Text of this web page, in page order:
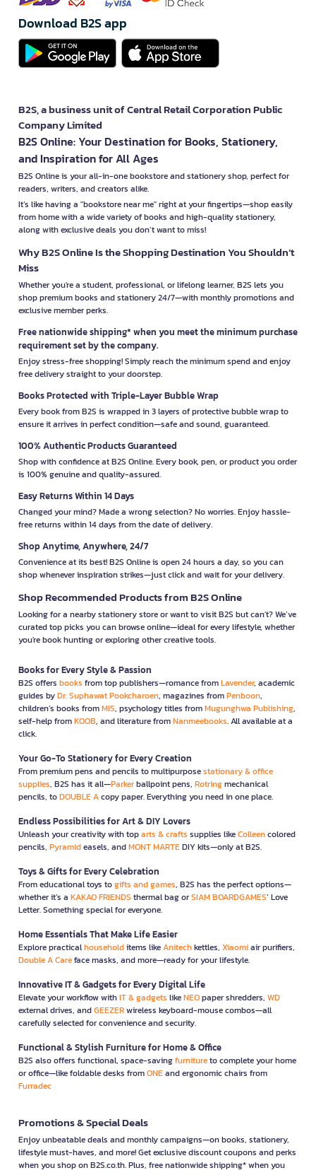
Download B2S app
B2S, a business unit of Central Retail Corporation Public
Company Limited
B2S Online: Your Destination for Books, Stationery,
and Inspiration for All Ages
B2S Online is your all-in-one bookstore and stationery shop, perfect for
readers, writers, and creators alike.
It’s like having a "bookstore near me" right at your fingertips—shop easily
from home with a wide variety of books and high-quality stationery,
along with exclusive deals you don’t want to miss!
Why B2S Online Is the Shopping Destination You Shouldn’t
Miss
Whether you're a student, professional, or lifelong learner, B2S lets you
shop premium books and stationery 24/7—with monthly promotions and
exclusive member perks.
Free nationwide shipping* when you meet the minimum purchase
requirement set by the company.
Enjoy stress-free shopping! Simply reach the minimum spend and enjoy
free delivery straight to your doorstep.
Books Protected with Triple-Layer Bubble Wrap
Every book from B2S is wrapped in 3 layers of protective bubble wrap to
ensure it arrives in perfect condition—safe and sound, guaranteed.
100% Authentic Products Guaranteed
Shop with confidence at B2S Online. Every book, pen, or product you order
is 100% genuine and quality-assured.
Easy Returns Within 14 Days
Changed your mind? Made a wrong selection? No worries. Enjoy hassle-
free returns within 14 days from the date of delivery.
Shop Anytime, Anywhere, 24/7
Convenience at its best! B2S Online is open 24 hours a day, so you can
shop whenever inspiration strikes—just click and wait for your delivery.
Shop Recommended Products from B2S Online
Looking for a nearby stationery store or want to visit B2S but can't? We’ve
curated top picks you can browse online—ideal for every lifestyle, whether
you're book hunting or exploring other creative tools.
Books for Every Style & Passion
B2S offers books from top publishers—romance fromLavender, academic
guides byDr. Suphawat Pookcharoen, magazines fromPenboon,
children’s books fromMIS, psychology titles fromMugunghwa Publishing,
self-help fromKOOB, and literature fromNanmeebooks. All available at a
click.
Your Go-To Stationery for Every Creation
From premium pens and pencils to multipurposestationary & office
supplies, B2S has it all—Parkerballpoint pens, Rotringmechanical
pencils, toDOUBLE Acopy paper. Everything you need in one place.
Endless Possibilities for Art & DIY Lovers
Unleash your creativity with toparts & crafts supplies likeColleencolored
pencils, Pyramideasels, andMONT MARTEDIY kits—only at B2S.
Toys & Gifts for Every Celebration
From educational toys togifts and games, B2S has the perfect options—
whether it’s a KAKAO FRIENDS thermal bag orSIAM BOARDGAMES’ Love
Letter. Something special for everyone.
Home Essentials That Make Life Easier
Explore practicalhouseholditems likeAnitechkettles, Xiaomiair purifiers,
Double A Careface masks, and more—ready for your lifestyle.
Innovative IT & Gadgets for Every Digital Life
Elevate your workflow withIT & gadgets likeNEOpaper shredders, WD
external drives, andGEEZERwireless keyboard-mouse combos—all
carefully selected for convenience and security.
Functional & Stylish Furniture for Home & Office
B2S also offers functional, space-savingfurnitureto complete your home
or office—like foldable desks fromONEand ergonomic chairs from
Furradec
Promotions & Special Deals
Enjoy unbeatable deals and monthly campaigns—on books, stationery,
lifestyle must-haves, and more! Get exclusive discount coupons and perks
when you shop on B2S.co.th. Plus, free nationwide shipping* when you